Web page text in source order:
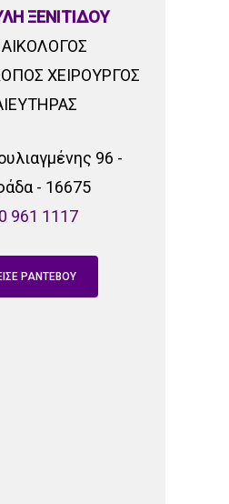
ΞΕΝΙΤΙΔΟΥ
ΧΕΙΡΟΥΡΓΟΣ
96 -
- 16675
961 1117
ΡΑΝΤΕΒΟΥ